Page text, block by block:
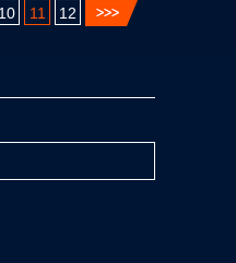
10 11 12